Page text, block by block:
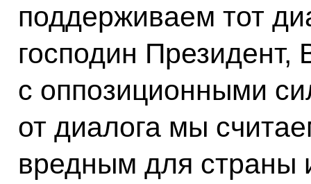
поддерживаем тот
господин Президент,
с оппозиционными
от диалога мы
вредным для страны